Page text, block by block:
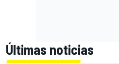
Últimas noticias